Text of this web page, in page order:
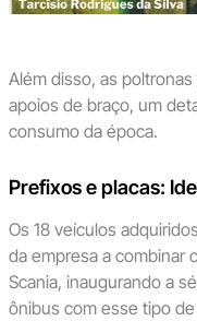
Além disso, as
apoios de braço, um
consumo da época.
Prefixos e placas:
Os 18 veículos
da empresa a combinar
Scania, inaugurando a
ônibus com esse tipo